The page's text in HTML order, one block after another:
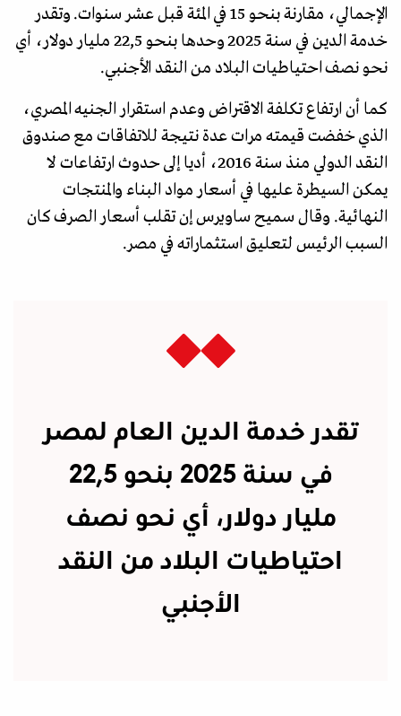
الإجمالي، مقارنة بنحو 15 في المئة قبل عشر سنوات. وتقدر
خدمة الدين في سنة 2025 وحدها بنحو 22,5 مليار دولار، أي
نحو نصف احتياطيات البلاد من النقد الأجنبي.
كما أن ارتفاع تكلفة الاقتراض وعدم استقرار الجنيه المصري،
الذي خفضت قيمته مرات عدة نتيجة للاتفاقات مع صندوق
النقد الدولي منذ سنة 2016، أديا إلى حدوث ارتفاعات لا
يمكن السيطرة عليها في أسعار مواد البناء والمنتجات
النهائية. وقال سميح ساويرس إن تقلب أسعار الصرف كان
السبب الرئيس لتعليق استثماراته في مصر.
تقدر خدمة الدين العام لمصر
في سنة 2025 بنحو 22,5
مليار دولار، أي نحو نصف
احتياطيات البلاد من النقد
الأجنبي